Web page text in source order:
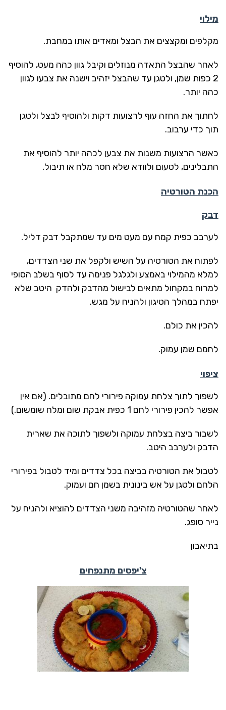
מילוי
מקלפים ומקצצים את הבצל ומאדים אותו במחבת.
לאחר שהבצל התאדה מנוזלים וקיבל גוון כהה מעט, להוסיף
2 כפות שמן, ולטגן עד שהבצל יזהיב וישנה את צבעו לגוון
כהה יותר.
לחתוך את החזה עוף לרצועות דקות ולהוסיף לבצל ולטגן
תוך כדי ערבוב.
כאשר הרצועות משנות את צבען לכהה יותר להוסיף את
התבלינים, לטעום ולוודא שלא חסר מלח או תיבול.
הכנת הטורטיה
דבק
לערבב כפית קמח עם מעט מים עד שמתקבל דבק דליל.
לפתוח את הטורטיה על השיש ולקפל את שני הצדדים,
למלא מהמילוי באמצע ולגלגל פנימה עד לסוף בשלב הסופי
למרוח במקחול מתאים לבישול מהדבק ולהדק היטב שלא
יפתח במהלך הטיגון ולהניח על מגש.
להכין את כולם.
לחמם שמן עמוק.
ציפוי
לשפוך לתוך צלחת עמוקה פירורי לחם מתובלים. (אם אין
אפשר להכין פירורי לחם 1 כפית אבקת שום ומלח שומשום.)
לשבור ביצה בצלחת עמוקה ולשפוך לתוכה את שארית
הדבק ולערבב היטב.
לטבול את הטורטיה בביצה בכל צדדים ומיד לטבול בפירורי
הלחם ולטגן על אש בינונית בשמן חם ועמוק.
לאחר שהטורטיה מזהיבה משני הצדדים להוציא ולהניח על
נייר סופג.
בתיאבון
צ'יפסים מתנפחים